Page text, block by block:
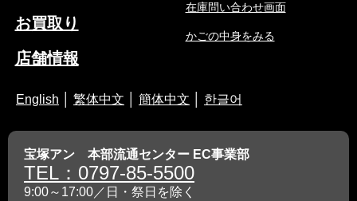
お買取り
店舗情報
在庫問い合わせ画面
かごの中身をみる
English 繁体中文 簡体中文 한글어
宝塚アン 本部流通センター EC事業部
TEL：0797-85-5500
9:00～17:00／日・祭日を除く